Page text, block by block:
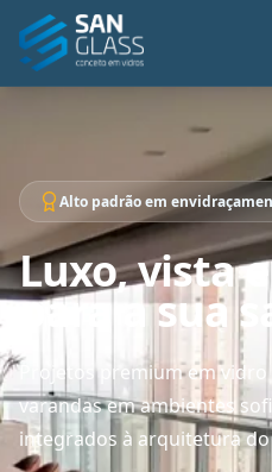
Alto padrão em
Luxo, vista
para a sua
Projetos premium em
varandas em ambientes
integrados à arquitetura